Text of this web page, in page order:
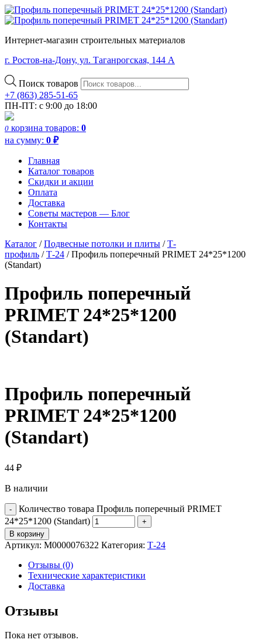
Интернет-магазин строительных материалов
г. Ростов-на-Дону, ул. Таганрогская, 144 А
Поиск товаров
+7 (863) 285-51-65
ПН-ПТ: с 9:00 до 18:00
0 корзина товаров: 0
на сумму: 0 ₽
Главная
Каталог товаров
Скидки и акции
Оплата
Доставка
Советы мастеров — Блог
Контакты
Каталог /Подвесные потолки и плиты /Т-
профиль /Т-24 / Профиль поперечный PRIMET 24*25*1200
(Standart)
Профиль поперечный
PRIMET 24*25*1200
(Standart)
Профиль поперечный
PRIMET 24*25*1200
(Standart)
44 ₽
В наличии
Количество товара Профиль поперечный PRIMET
24*25*1200 (Standart)
В корзину
Артикул: М0000076322 Категория: Т-24
Отзывы (0)
Технические характеристики
Доставка
Отзывы
Пока нет отзывов.